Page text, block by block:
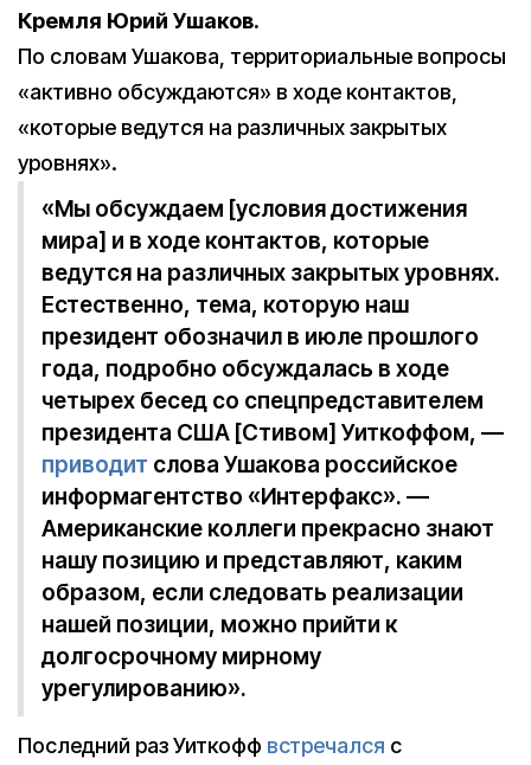
Кремля Юрий Ушаков.
По словам Ушакова, территориальные вопросы
«активно обсуждаются» в ходе контактов,
«которые ведутся на различных закрытых
уровнях».
«Мы обсуждаем [условия достижения
мира] и в ходе контактов, которые
ведутся на различных закрытых уровнях.
Естественно, тема, которую наш
президент обозначил в июле прошлого
года, подробно обсуждалась в ходе
четырех бесед со спецпредставителем
президента США [Стивом] Уиткоффом, —
приводит слова Ушакова российское
информагентство «Интерфакс». —
Американские коллеги прекрасно знают
нашу позицию и представляют, каким
образом, если следовать реализации
нашей позиции, можно прийти к
долгосрочному мирному
урегулированию».
Последний раз Уиткофф встречался с